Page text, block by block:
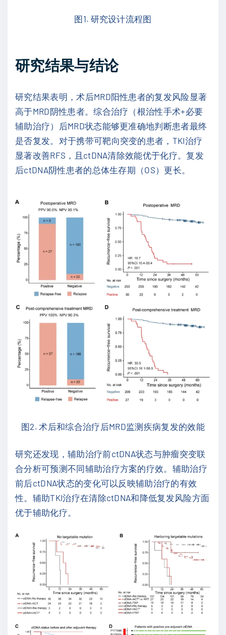
图1. 研究设计流程图
研究结果与结论
研究结果表明，术后MRD阳性患者的复发风险显著
高于MRD阴性患者。综合治疗（根治性手术+必要
辅助治疗）后MRD状态能够更准确地判断患者最终
是否复发。对于携带可靶向突变的患者，TKI治疗
显著改善RFS，且ctDNA清除效能优于化疗。复发
后ctDNA阴性患者的总体生存期（OS）更长。
图2. 术后和综合治疗后MRD监测疾病复发的效能
研究还发现，辅助治疗前ctDNA状态与肿瘤突变联
合分析可预测不同辅助治疗方案的疗效。辅助治疗
前后ctDNA状态的变化可以反映辅助治疗的有效
性。辅助TKI治疗在清除ctDNA和降低复发风险方面
优于辅助化疗。